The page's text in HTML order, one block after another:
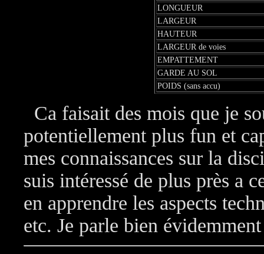
LONGUEUR
LARGEUR
HAUTEUR
LARGEUR de voies
EMPATTEMENT
GARDE AU SOL
POIDS (sans accu)
Ca faisait des mois que je
potentiellement plus fun et
mes connaissances sur la
suis intéressé de plus près a
en apprendre les aspects
etc. Je parle bien